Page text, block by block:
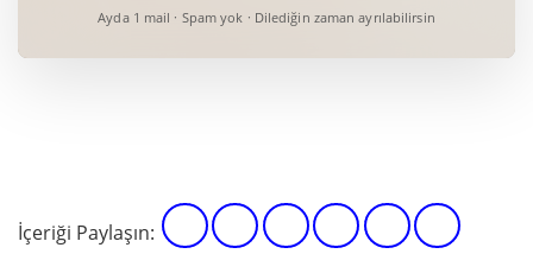
Ayda 1 mail · Spam yok · Dilediğin zaman ayrılabilirsin
İçeriği Paylaşın: